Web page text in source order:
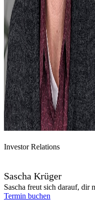
Investor Relations
Sascha Krüger
Sascha freut sich darauf, dir
Termin buchen